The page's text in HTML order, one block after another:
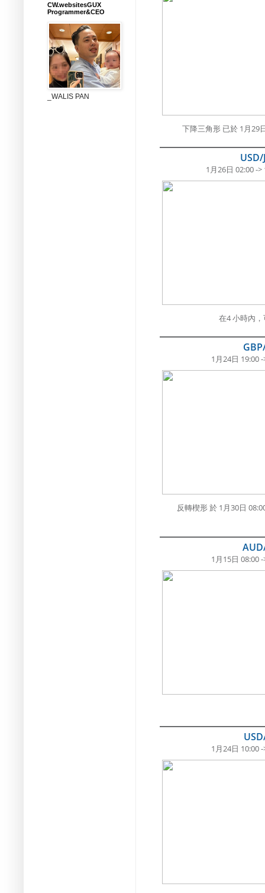
下降三角形 已於 1月29
USD/
1月26日 02:00 -
在4 小時內
1月24日 19:00
反轉楔形 於 1月30日
1月15日 08:00
1月24日 10:00
CW.websitesGUX
Programmer&CEO
_WALIS PAN